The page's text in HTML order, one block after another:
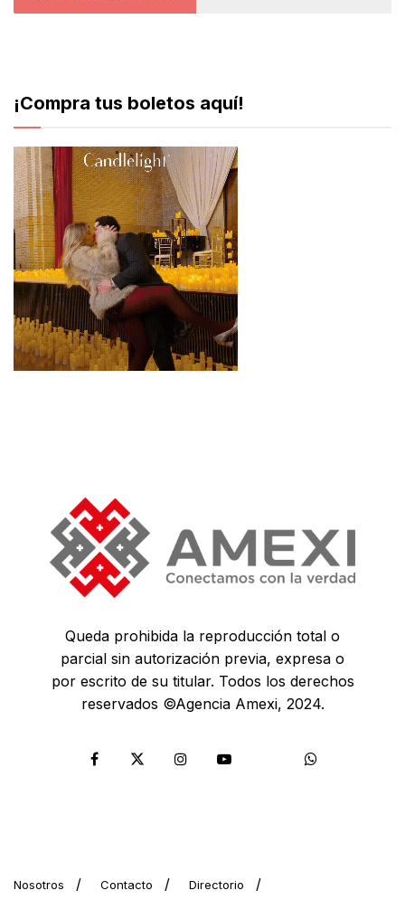
¡Compra tus boletos aquí!
Queda prohibida la reproducción total o
parcial sin autorización previa, expresa o
por escrito de su titular. Todos los derechos
reservados ©Agencia Amexi, 2024.
Nosotros Contacto Directorio